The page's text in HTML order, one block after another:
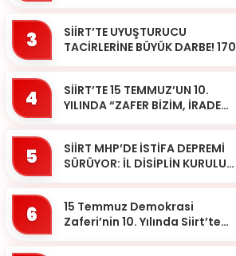
3
SİİRT’TE UYUŞTURUCU
TACİRLERİNE BÜYÜK DARBE! 170
TUTUKLAND...
4
SİİRT’TE 15 TEMMUZ’UN 10.
YILINDA “ZAFER BİZİM, İRADE
5
SİİRT MHP’DE İSTİFA DEPREMİ
SÜRÜYOR: İL DİSİPLİN KURULU
6
15 Temmuz Demokrasi
Zaferi’nin 10. Yılında Siirt’te